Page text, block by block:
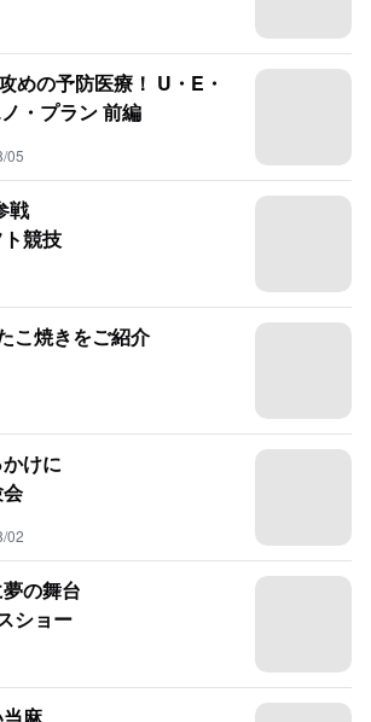
めの予防医療！ U・E・
・プラン 前編
05
戦
競技
こ焼きをご紹介
けに
02
の舞台
ショー
麻